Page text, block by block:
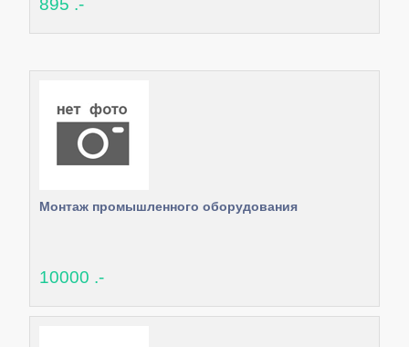
895 .-
Монтаж промышленного оборудования
10000 .-